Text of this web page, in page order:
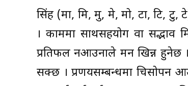
सिंह (मा, मि, मु, मे, मो, टा, टि,
। काममा साथसहयोग वा सद्भाव
प्रतिफल नआउनाले मन खिन्न हुनेछ
सक्छ । प्रणयसम्बन्धमा चिसोपन